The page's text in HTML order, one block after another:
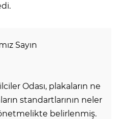
Sayın
Odası, plakaların ne
standartlarının neler
belirlenmiş.